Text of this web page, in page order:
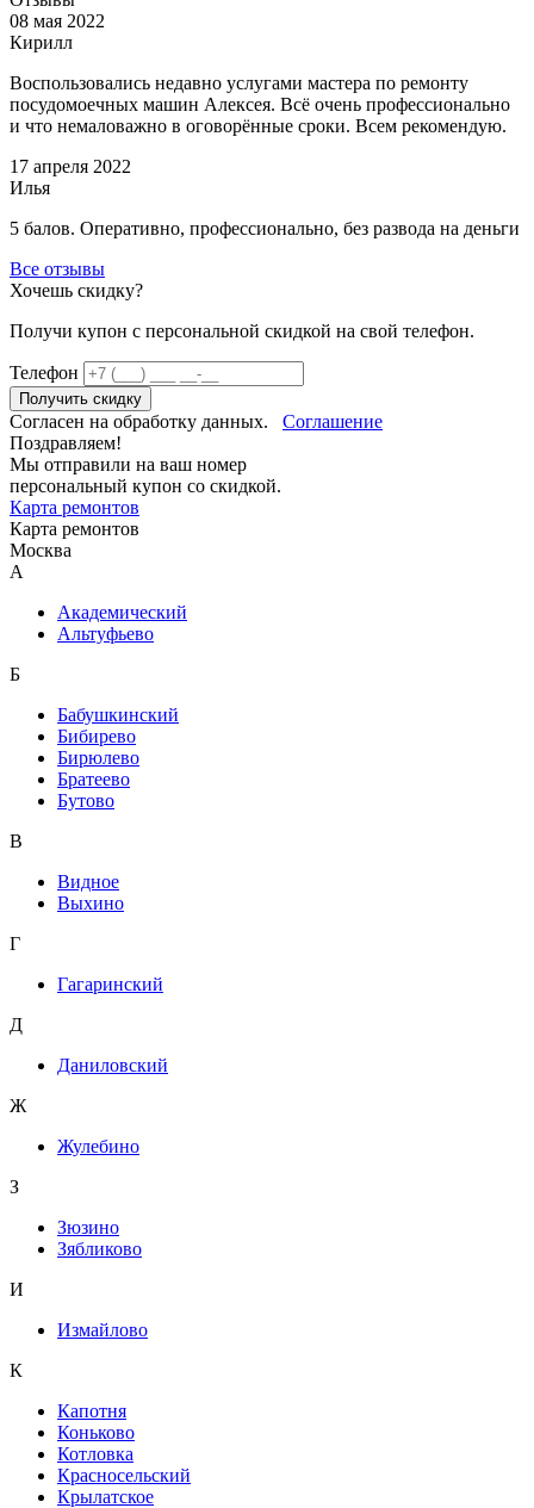
08 мая 2022
Кирилл
Воспользовались недавно услугами мастера по ремонту
посудомоечных машин Алексея. Всё очень профессионально
и что немаловажно в оговорённые сроки. Всем рекомендую.
17 апреля 2022
Илья
5 балов. Оперативно, профессионально, без развода на деньги
Все отзывы
Хочешь скидку?
Получи купон c персональной скидкой на свой телефон.
Телефон
Получить скидку
Согласен на обработку данных. Соглашение
Поздравляем!
Мы отправили на ваш номер
персональный купон со скидкой.
Карта ремонтов
Карта ремонтов
Москва
A
Академический
Альтуфьево
Б
Бабушкинский
Бибирево
Бирюлево
Братеево
Бутово
В
Видное
Выхино
Г
Гагаринский
Д
Даниловский
Ж
Жулебино
З
Зюзино
Зябликово
И
Измайлово
К
Капотня
Коньково
Котловка
Красносельский
Крылатское